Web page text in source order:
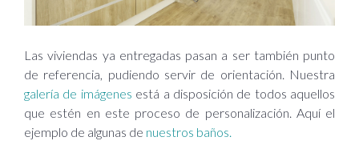
Las viviendas ya entregadas pasan a ser también punto
de referencia, pudiendo servir de orientación. Nuestra
galería de imágenes está a disposición de todos aquellos
que estén en este proceso de personalización. Aquí el
ejemplo de algunas de nuestros baños.